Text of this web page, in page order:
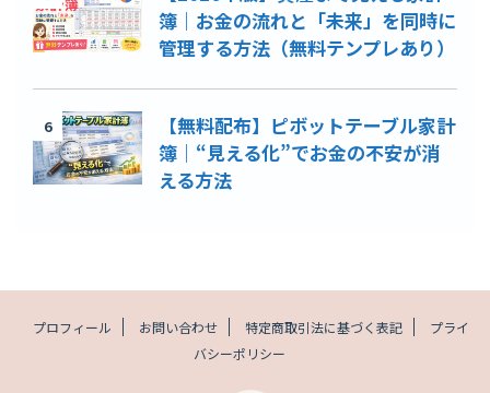
簿｜お金の流れと「未来」を同時に
管理する方法（無料テンプレあり）
6
【無料配布】ピボットテーブル家計
簿｜“見える化”でお金の不安が消
える方法
プロフィール お問い合わせ 特定商取引法に基づく表記
プライ
バシーポリシー